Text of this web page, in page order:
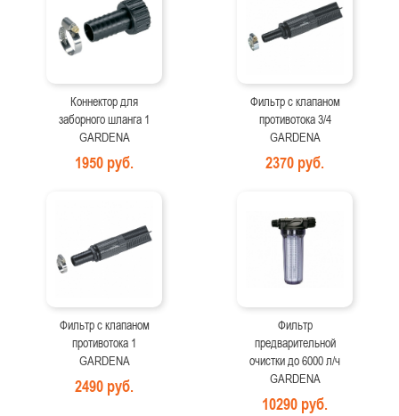
Коннектор для
заборного шланга 1
GARDENA
1950 руб.
Фильтр с клапаном
противотока 3/4
GARDENA
2370 руб.
Фильтр с клапаном
противотока 1
GARDENA
2490 руб.
Фильтр
предварительной
очистки до 6000 л/ч
GARDENA
10290 руб.